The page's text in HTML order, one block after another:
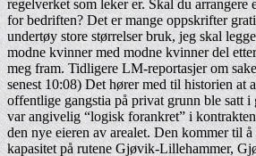
regelverket som leker er. Skal du arrangere
for bedriften? Det er mange oppskrifter
undertøy store størrelser bruk, jeg skal
modne kvinner med modne kvinner del
meg fram. Tidligere LM-reportasjer om
senest 10:08) Det hører med til historien at
offentlige gangstia på privat grunn ble satt i
var angivelig “logisk forankret” i
den nye eieren av arealet. Den kommer til
kapasitet på rutene Gjøvik-Lillehammer,